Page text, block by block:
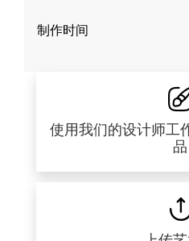
制作时间
使用我们的设计师工
品